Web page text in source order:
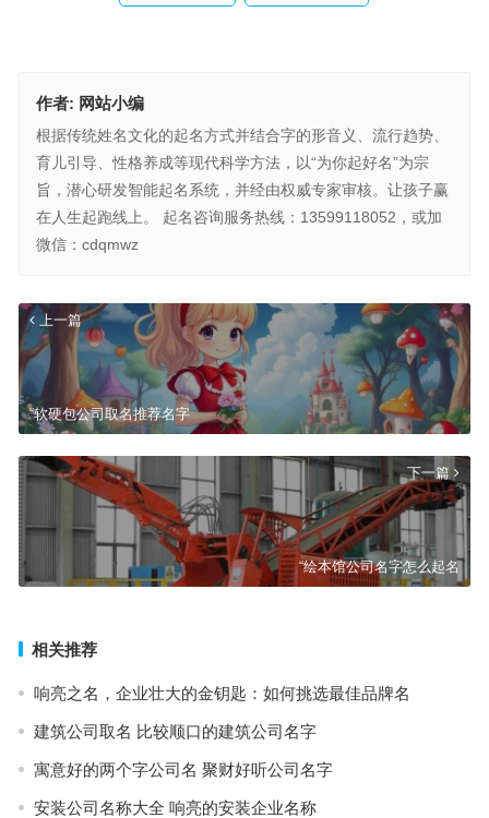
作者: 网站小编
根据传统姓名文化的起名方式并结合字的形音义、流行趋势、
育儿引导、性格养成等现代科学方法，以“为你起好名”为宗
旨，潜心研发智能起名系统，并经由权威专家审核。让孩子赢
在人生起跑线上。 起名咨询服务热线：13599118052，或加
微信：cdqmwz
上一篇
“软硬包公司取名推荐名字
下一篇
“绘本馆公司名字怎么起名
相关推荐
响亮之名，企业壮大的金钥匙：如何挑选最佳品牌名
建筑公司取名 比较顺口的建筑公司名字
寓意好的两个字公司名 聚财好听公司名字
安装公司名称大全 响亮的安装企业名称